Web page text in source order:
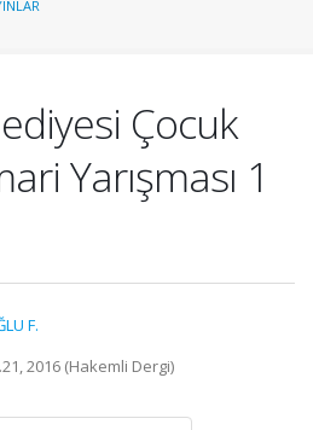
Çocuk
Yarışması 1
F.
2016 (Hakemli Dergi)